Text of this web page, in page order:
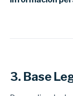
3. Base